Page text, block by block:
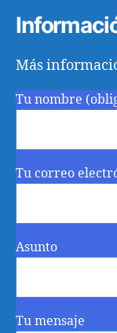
Más
Tu nombre
Tu correo
Asunto
Tu mensaje